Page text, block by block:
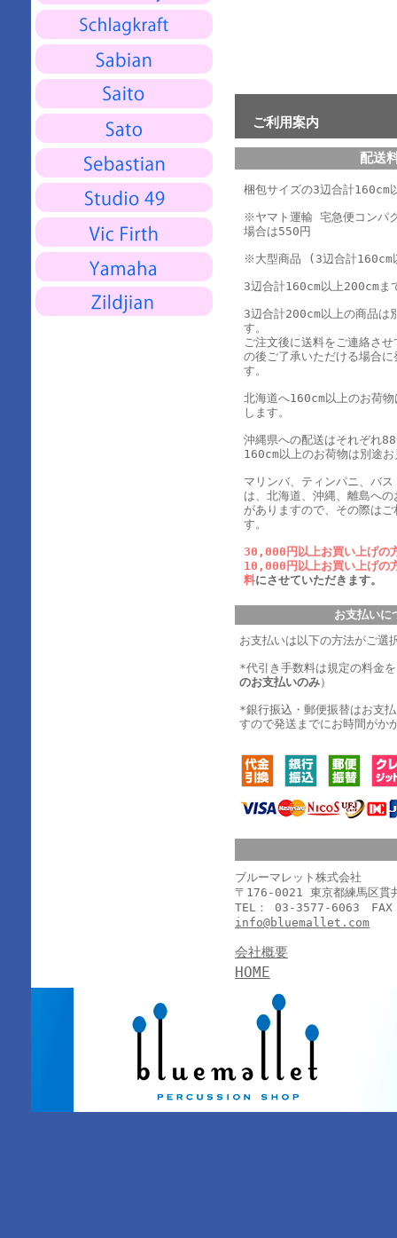
ご利用案内
配送
梱包サイズの3辺合計
※ヤマト運輸 宅急便コンパ
場合は550円
※大型商品 (3辺合計160cm
3辺合計160cm以上200cm
3辺合計200cm以上の商品は
す。
ご注文後に送料をご連絡さ
の後ご了承いただける場合
す。
北海道へ160cm以上のお荷
します。
沖縄県への配送はそれぞれ
160cm以上のお荷物は別途
マリンバ、ティンパニ、バ
は、北海道、沖縄、離島へ
がありますので、その際は
す。
30,000円以上お買い上げの
10,000円以上お買い上げの
料にさせていただきます。
お支払いに
お支払いは以下の方法がご選
*代引き手数料は規定の料金
のお支払いのみ）
*銀行振込・郵便振替はお支
すので発送までにお時間がか
ブルーマレット株式会社
〒176-0021 東京都練馬区貫
TEL： 03-3577-6063
info@bluemallet.com
会社概要
HOME